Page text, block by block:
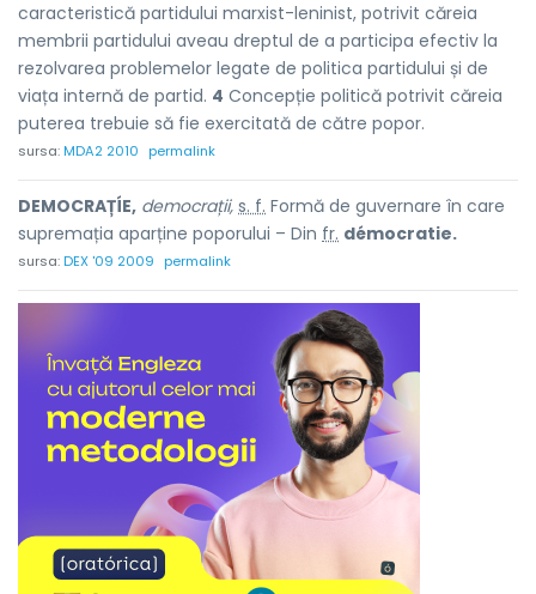
caracteristică partidului marxist-leninist, potrivit căreia
membrii partidului aveau dreptul de a participa efectiv la
rezolvarea problemelor legate de politica partidului și de
viața internă de partid. 4 Concepție politică potrivit căreia
puterea trebuie să fie exercitată de către popor.
sursa:MDA2 2010 permalink
DEMOCRAȚÍE, democrații, s. f. Formă de guvernare în care
supremația aparține poporului – Din fr. démocratie.
sursa:DEX '09 2009 permalink